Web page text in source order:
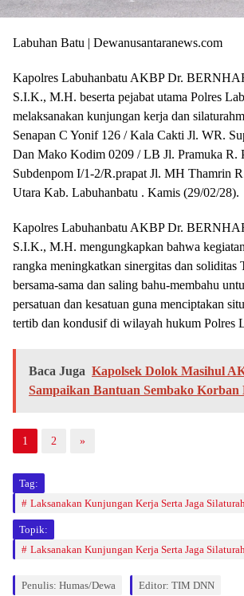
Labuhan Batu | Dewanusantaranews.com
Kapolres Labuhanbatu AKBP Dr.
S.I.K., M.H. beserta pejabat utama Polres
melaksanakan kunjungan kerja dan
Senapan C Yonif 126 / Kala Cakti Jl. WR.
Dan Mako Kodim 0209 / LB Jl. Pramuka R.
Subdenpom I/1-2/R.prapat Jl. MH Thamrin
Utara Kab. Labuhanbatu . Kamis (29/02/28).
Kapolres Labuhanbatu AKBP Dr.
S.I.K., M.H. mengungkapkan bahwa
rangka meningkatkan sinergitas dan soliditas
bersama-sama dan saling bahu-membahu
persatuan dan kesatuan guna menciptakan
tertib dan kondusif di wilayah hukum Polres
Baca Juga Kapolsek Dolok Masihul
Sampaikan Bantuan Sembako
1 2 »
Tag:
Laksanakan Kunjungan Kerja Serta Jaga
Topik:
Laksanakan Kunjungan Kerja Serta Jaga
Penulis: Humas/Dewa Editor: TIM DNN